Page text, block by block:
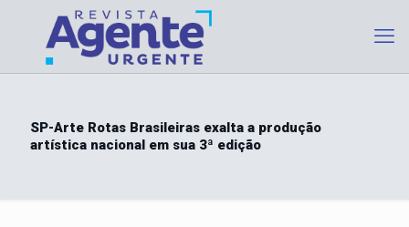
SP-Arte Rotas Brasileiras exalta a produção
artística nacional em sua 3ª edição